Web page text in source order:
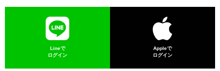
Lineで
ログイン
Appleで
ログイン